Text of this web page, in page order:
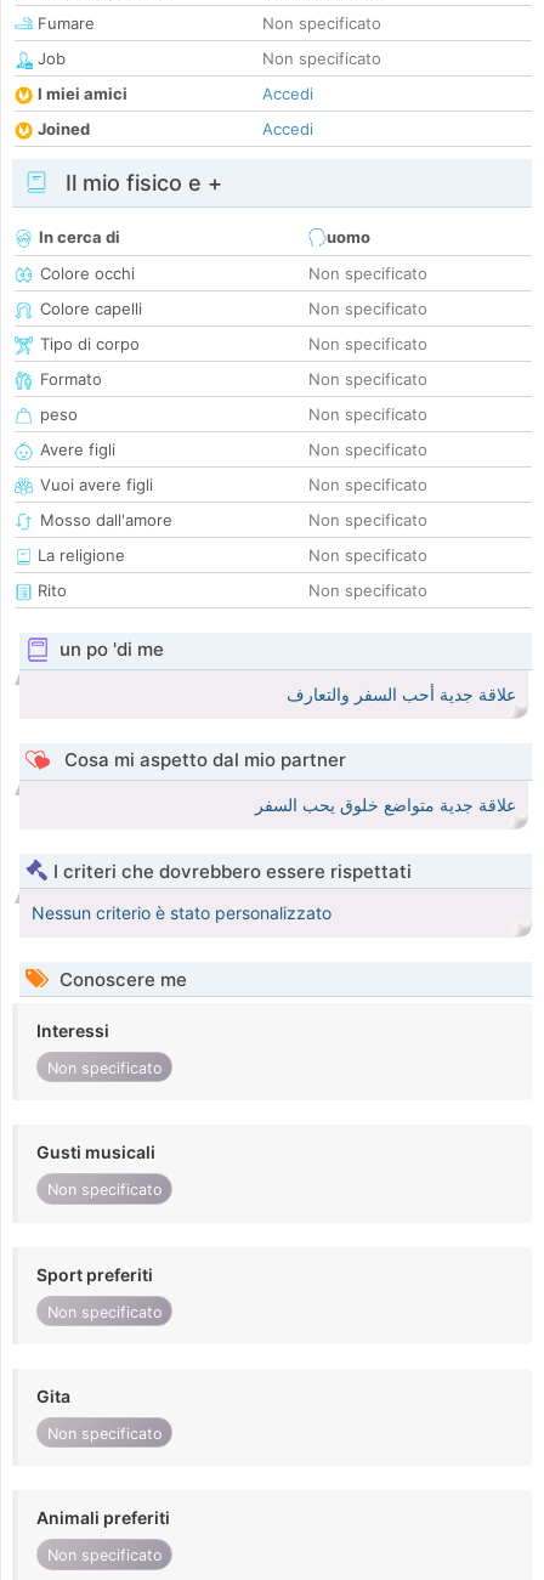
Fumare
Non specificato
Job
Non specificato
I miei amici
Accedi
Joined
Accedi
Il mio fisico e +
In cerca di
uomo
Colore occhi
Non specificato
Colore capelli
Non specificato
Tipo di corpo
Non specificato
Formato
Non specificato
peso
Non specificato
Avere figli
Non specificato
Vuoi avere figli
Non specificato
Mosso dall'amore
Non specificato
La religione
Non specificato
Rito
Non specificato
un po 'di me
علاقة جدية أحب السفر والتعارف
Cosa mi aspetto dal mio partner
علاقة جدية متواضع خلوق يحب السفر
I criteri che dovrebbero essere rispettati
Nessun criterio è stato personalizzato
Conoscere me
Interessi
Non specificato
Gusti musicali
Non specificato
Sport preferiti
Non specificato
Gita
Non specificato
Animali preferiti
Non specificato